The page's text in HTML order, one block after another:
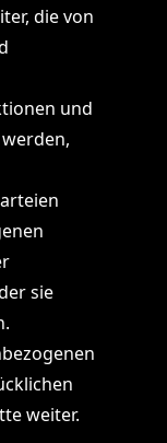
die von
und
sie
weiter.